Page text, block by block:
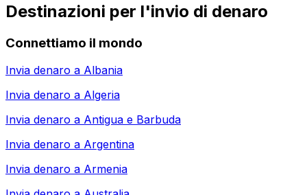
Destinazioni per l'invio di denaro
Connettiamo il mondo
Invia denaro a Albania
Invia denaro a Algeria
Invia denaro a Antigua e Barbuda
Invia denaro a Argentina
Invia denaro a Armenia